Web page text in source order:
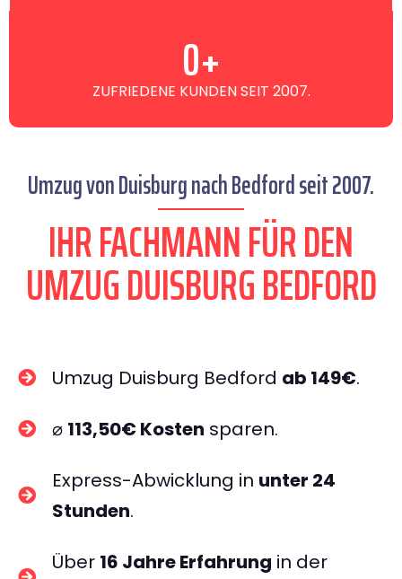
ZUFRIEDENE KUNDEN SEIT 2007.
0+
Umzug von Duisburg nach Bedford seit 2007.
IHR FACHMANN FÜR DEN
UMZUG DUISBURG BEDFORD
Umzug Duisburg Bedford ab 149€.
⌀ 113,50€ Kosten sparen.
Express-Abwicklung in unter 24
Stunden.
Über 16 Jahre Erfahrung in der